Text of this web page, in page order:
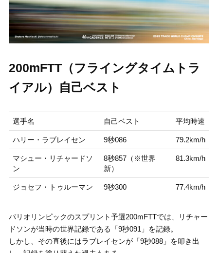
200mFTT（フライングタイムトラ
イアル）自己ベスト
選手名 自己ベスト 平均時速
ハリー・ラブレイセン 9秒086 79.2km/h
マシュー・リチャードソ
ン
8秒857（※世界
新）
81.3km/h
ジョセフ・トゥルーマン 9秒300 77.4km/h
パリオリンピックのスプリント予選200mFTTでは、リチャー
ドソンが当時の世界記録である「9秒091」を記録。
しかし、その直後にはラブレイセンが「9秒088」を叩き出